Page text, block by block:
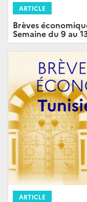
ARTICLE
Brèves
Semaine du 9 au
ARTICLE